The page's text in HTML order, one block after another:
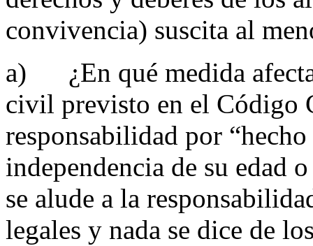
convivencia) suscita al
a) ¿En qué medida
civil previsto en el Código
responsabilidad por
independencia de su edad
se alude a la
legales y nada se dice de